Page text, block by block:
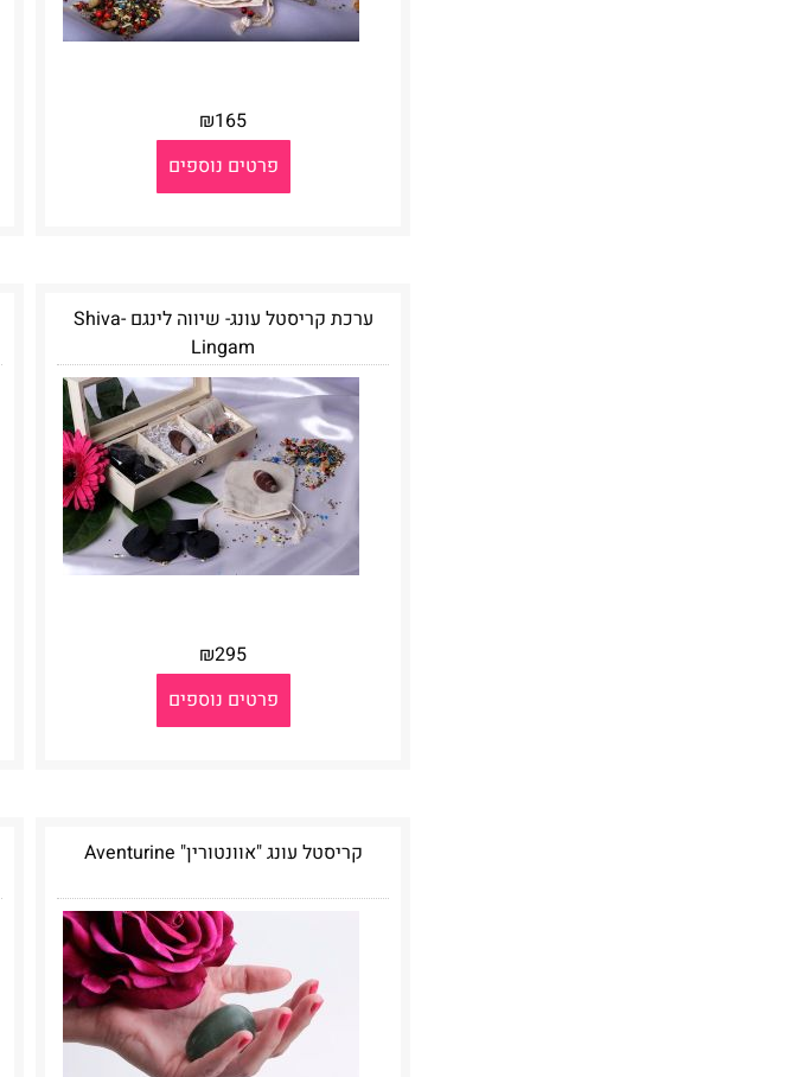
₪165
פרטים נוספים
ערכת קריסטל עונג- שיווה לינגם Shiva-
Lingam
₪295
פרטים נוספים
קריסטל עונג "אוונטורין" Aventurine